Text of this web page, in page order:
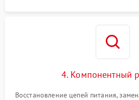
4. Компонентный
Восстановление цепей питания,